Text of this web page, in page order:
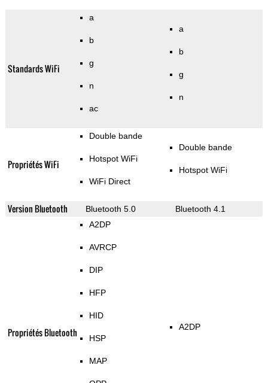
Standards WiFi
a
b
g
n
ac
a
b
g
n
Propriétés WiFi
Double bande
Hotspot WiFi
WiFi Direct
Double bande
Hotspot WiFi
Version Bluetooth Bluetooth 5.0 Bluetooth 4.1
Propriétés Bluetooth
A2DP
AVRCP
DIP
HFP
HID
HSP
MAP
A2DP